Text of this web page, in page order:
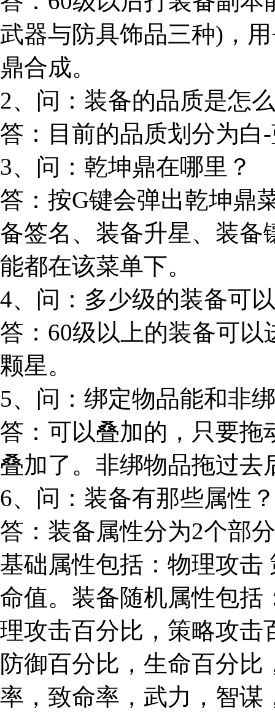
武器与防具饰品三种)，
鼎合成。
2、问：装备的品质是怎
答：目前的品质划分为白
3、问：乾坤鼎在哪里？
答：按G键会弹出乾坤鼎
备签名、装备升星、装备
能都在该菜单下。
4、问：多少级的装备可
答：60级以上的装备可
颗星。
5、问：绑定物品能和非
答：可以叠加的，只要拖
叠加了。非绑物品拖过去
6、问：装备有那些属性？
答：装备属性分为2个部
基础属性包括：物理攻击
命值。装备随机属性包括
理攻击百分比，策略攻击
防御百分比，生命百分
率，致命率，武力，智谋